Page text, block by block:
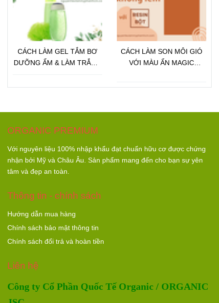
CÁCH LÀM GEL TẮM BƠ
DƯỠNG ẨM & LÀM TRẮNG
CÁCH LÀM SON MÔI GIÓ
VỚI MÀU ẨN MAGIC
ORGANIC PREMIUM
Với nguyên liệu 100% nhập khẩu đạt chuẩn hữu cơ được chứng
nhận bởi Mỹ và Châu Âu. Sản phẩm mang đến cho bạn sự yên
tâm và đẹp an toàn.
Thông tin - chính sách
Hướng dẫn mua hàng
Chính sách bảo mật thông tin
Chính sách đổi trả và hoàn tiền
Liên hệ
Công ty Cổ Phần Quốc Tế Organic / ORGANIC